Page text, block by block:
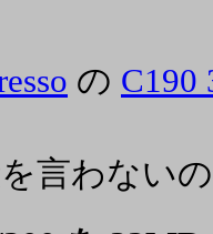
の C190
言わない